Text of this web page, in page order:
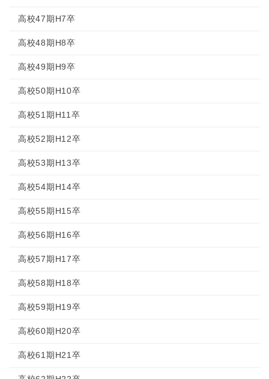
高校47期H7卒
高校48期H8卒
高校49期H9卒
高校50期H10卒
高校51期H11卒
高校52期H12卒
高校53期H13卒
高校54期H14卒
高校55期H15卒
高校56期H16卒
高校57期H17卒
高校58期H18卒
高校59期H19卒
高校60期H20卒
高校61期H21卒